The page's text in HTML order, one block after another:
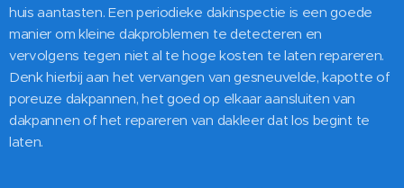
huis aantasten. Een periodieke dakinspectie is een goede
manier om kleine dakproblemen te detecteren en
vervolgens tegen niet al te hoge kosten te laten repareren.
Denk hierbij aan het vervangen van gesneuvelde, kapotte of
poreuze dakpannen, het goed op elkaar aansluiten van
dakpannen of het repareren van dakleer dat los begint te
laten.